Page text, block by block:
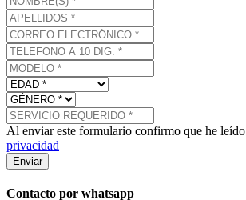
Al enviar este formulario confirmo que he
privacidad
Enviar
Contacto por whatsapp